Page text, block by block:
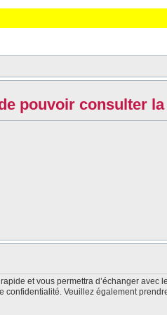
pouvoir consulter
et vous permettra d’échanger
Veuillez également